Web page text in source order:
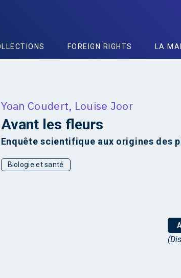
FOREIGN RIGHTS LA
Yoan Coudert, Louise Joor
Avant les fleurs
Enquête scientifique aux origines des
Biologie et santé